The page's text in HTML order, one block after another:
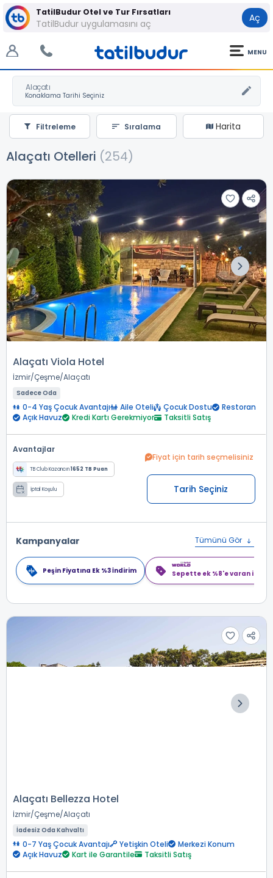
TatilBudur Otel ve Tur Fırsatları
TatilBudur uygulamasını aç Aç
MENU
Alaçatı
Harita
Sıralama
Filtreleme
Alaçatı Otelleri (254)
Alaçatı Viola Hotel
İzmir Çeşme Alaçatı
Sadece Oda
0-4 Yaş Çocuk Avantajı Aile Oteli Çocuk Dostu
Restoran
Açık Havuz
Kredi Kartı Gerekmiyor Taksitli Satış
Avantajlar
TB Club Kazancın1652 TB Puan
İptal Koşulu
Fiyat için tarih seçmelisiniz
Tarih Seçiniz
Kampanyalar Tümünü Gör
Peşin Fiyatına Ek %3 İndirim Sepette ek %8'e varan
Alaçatı Bellezza Hotel
İzmir Çeşme Alaçatı
İadesiz Oda Kahvaltı
0-7 Yaş Çocuk Avantajı Yetişkin Oteli
Merkezi Konum
Açık Havuz
Kart ile Garantile Taksitli Satış